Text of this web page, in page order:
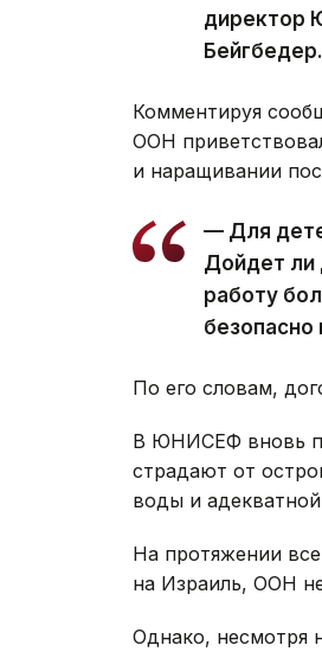
директор
Бейгбедер.
Комментируя
ООН
и наращивании
— Для
Дойдет ли
работу
безопасно
По его словам,
В ЮНИСЕФ вновь
страдают от
воды и
На протяжении
на Израиль, ООН
Однако, несмотря